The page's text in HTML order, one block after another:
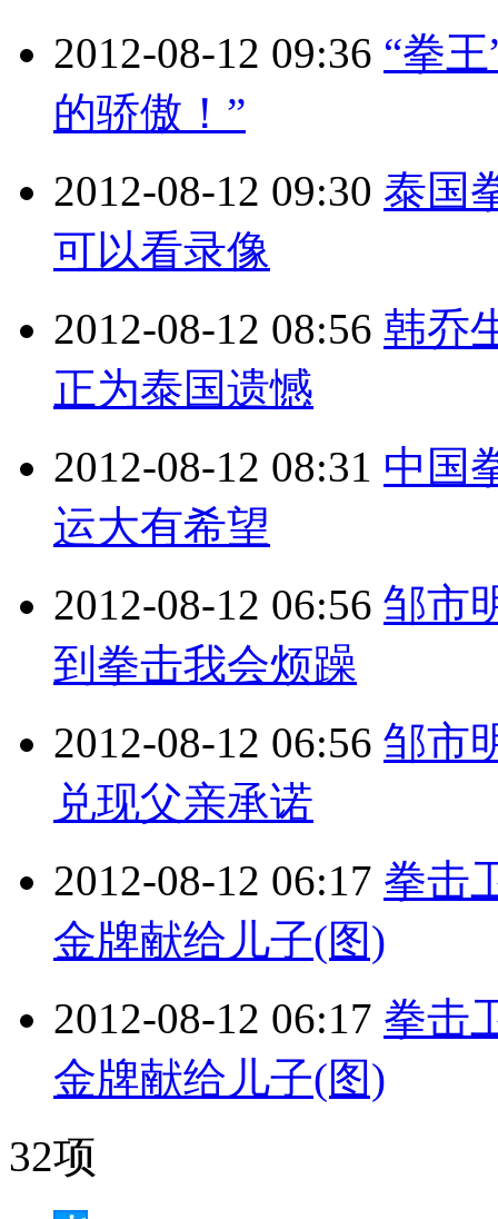
2012-08-12 09:36 “拳
的骄傲！”
2012-08-12 09:30 泰国
可以看录像
2012-08-12 08:56 韩乔
正为泰国遗憾
2012-08-12 08:31 中国
运大有希望
2012-08-12 06:56 邹市
到拳击我会烦躁
2012-08-12 06:56 邹市
兑现父亲承诺
2012-08-12 06:17 拳击
金牌献给儿子(图)
2012-08-12 06:17 拳击
金牌献给儿子(图)
32项